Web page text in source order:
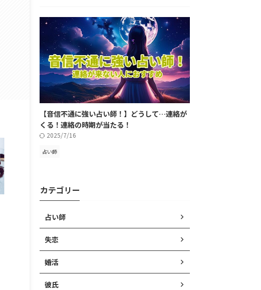
【音信不通に強い占い師！】どうして…連絡が
くる！連絡の時期が当たる！
2025/7/16
占い師
カテゴリー
占い師
失恋
婚活
彼氏